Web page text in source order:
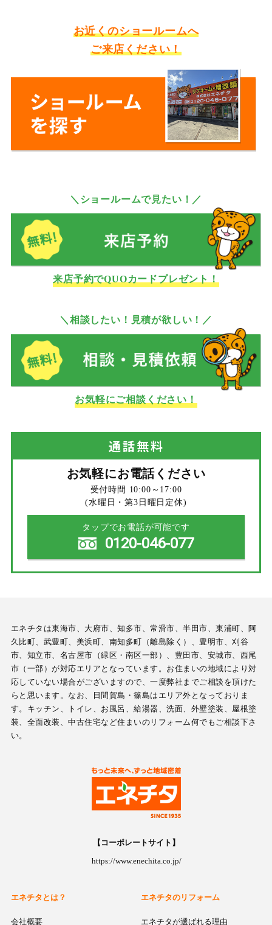
お近くのショールームへ
ご来店ください！
＼ショールームで見たい！／
来店予約でQUOカードプレゼント！
＼相談したい！見積が欲しい！／
お気軽にご相談ください！
通話無料
お気軽にお電話ください
受付時間 10:00～17:00
(水曜日・第3日曜日定休)
タップでお電話が可能です
0120-046-077
エネチタは東海市、大府市、知多市、常滑市、半田市、東浦町、阿
久比町、武豊町、美浜町、南知多町（離島除く）、豊明市、刈谷
市、知立市、名古屋市（緑区・南区一部）、豊田市、安城市、西尾
市（一部）が対応エリアとなっています。お住まいの地域により対
応していない場合がございますので、一度弊社までご相談を頂けた
らと思います。なお、日間賀島・篠島はエリア外となっておりま
す。キッチン、トイレ、お風呂、給湯器、洗面、外壁塗装、屋根塗
装、全面改装、中古住宅など住まいのリフォーム何でもご相談下さ
い。
【コーポレートサイト】
https://www.enechita.co.jp/
エネチタとは？
会社概要
エネチタのリフォーム
エネチタが選ばれる理由